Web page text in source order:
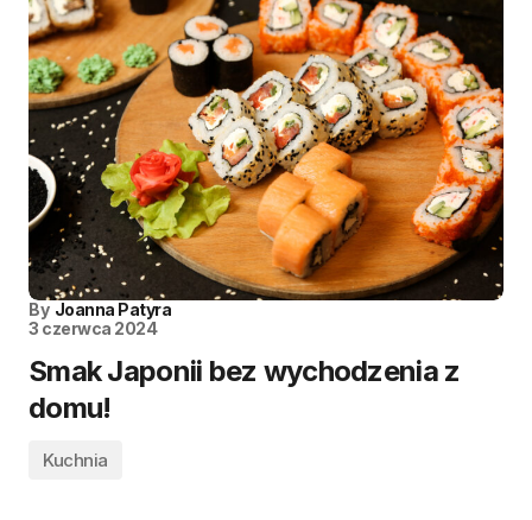
By Joanna Patyra
3 czerwca 2024
Smak Japonii bez wychodzenia z
domu!
Kuchnia